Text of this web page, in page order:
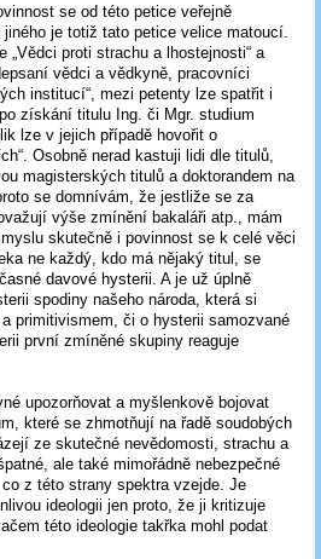
se od této petice veřejně
je totiž tato petice velice matoucí.
„Vědci proti strachu a lhostejnosti“ a
vědci a vědkyně, pracovníci
institucí“, mezi petenty lze spatřit i
získání titulu Ing. či Mgr. studium
lze v jejich případě hovořit o
Osobně nerad kastuji lidi dle titulů,
magisterských titulů a doktorandem na
se domnívám, že jestliže se za
výše zmínění bakaláři atp., mám
skutečně i povinnost se k celé věci
ne každý, kdo má nějaký titul, se
davové hysterii. A je už úplně
spodiny našeho národa, která si
primitivismem, či o hysterii samozvané
první zmíněné skupiny reaguje
upozorňovat a myšlenkově bojovat
které se zhmotňují na řadě soudobých
ze skutečné nevědomosti, strachu a
ale také mimořádně nebezpečné
z této strany spektra vzejde. Je
ideologii jen proto, že ji kritizuje
této ideologie takřka mohl podat